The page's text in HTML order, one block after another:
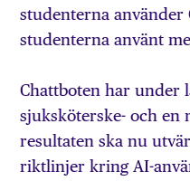
studenterna använder
studenterna använt
Chattboten har under
sjuksköterske- och en
resultaten ska nu
riktlinjer kring AI-